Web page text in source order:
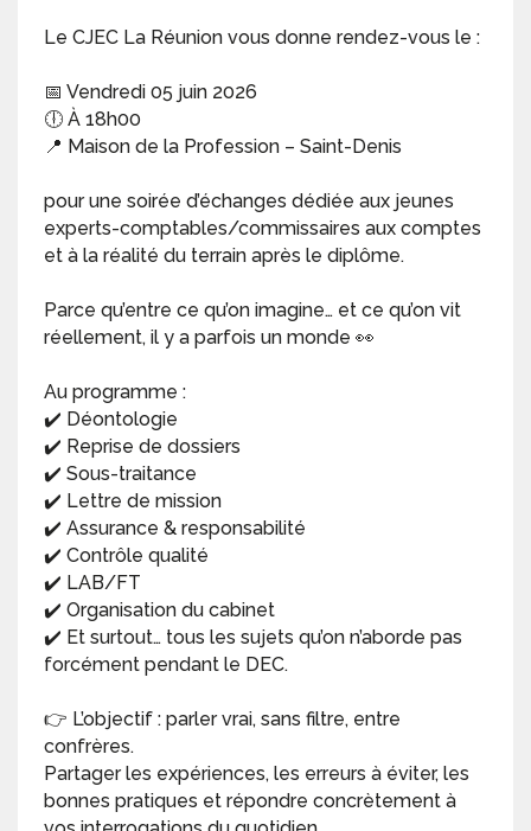
Le CJEC La Réunion vous donne rendez-vous le :
📅 Vendredi 05 juin 2026
🕕 À 18h00
📍 Maison de la Profession – Saint-Denis
pour une soirée d’échanges dédiée aux jeunes
experts-comptables/commissaires aux comptes
et à la réalité du terrain après le diplôme.
Parce qu’entre ce qu’on imagine… et ce qu’on vit
réellement, il y a parfois un monde 👀
Au programme :
✔️ Déontologie
✔️ Reprise de dossiers
✔️ Sous-traitance
✔️ Lettre de mission
✔️ Assurance & responsabilité
✔️ Contrôle qualité
✔️ LAB/FT
✔️ Organisation du cabinet
✔️ Et surtout… tous les sujets qu’on n’aborde pas
forcément pendant le DEC.
👉 L’objectif : parler vrai, sans filtre, entre
confrères.
Partager les expériences, les erreurs à éviter, les
bonnes pratiques et répondre concrètement à